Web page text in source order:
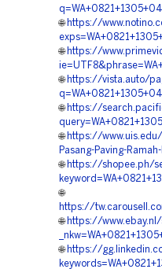
🌐 https://
🌐 https://
🌐 https://vista.auto/
🌐 https://
🌐 https://
Pasang-Paving-
🌐 https://shopee.ph/
🌐
https://
🌐 https://
🌐 https://